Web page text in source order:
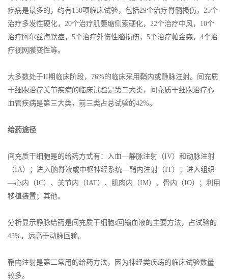
疾病是最多的，约有150项临床试验，包括29个治疗脊髓损伤，25个
治疗多发性硬化，20个治疗肌萎缩侧索硬化，22个治疗中风，10个
治疗阿尔兹海默症，5个治疗外伤性脑损伤，5个治疗帕金森，4个治
疗视网膜变性等。
大多数处于II期临床阶段，76%的临床采用鞘内或静脉注射。间充质
干细胞治疗关节疾病的临床试验是第二大类，间充质干细胞治疗心
血管疾病是第三大类，前三类占总试验的42%。
给药途径
间充质干细胞是的给药方式有：入血—静脉注射（IV）和动脉注射
（IA）；进入脑脊液或中枢神经系统—鞘内注射（IT）；进入组织
—心内（IC）、关节内（IAT）、肌肉内（IM）、骨内（IO）；利用
移植装置；其他。
分析显示静脉给药是间充质干细胞s回输血液的主要方法，占试验的
43%，远高于动脉回输。
鞘内注射是第二常用的给药方法，因为神经类疾病的临床试验数量
较多。